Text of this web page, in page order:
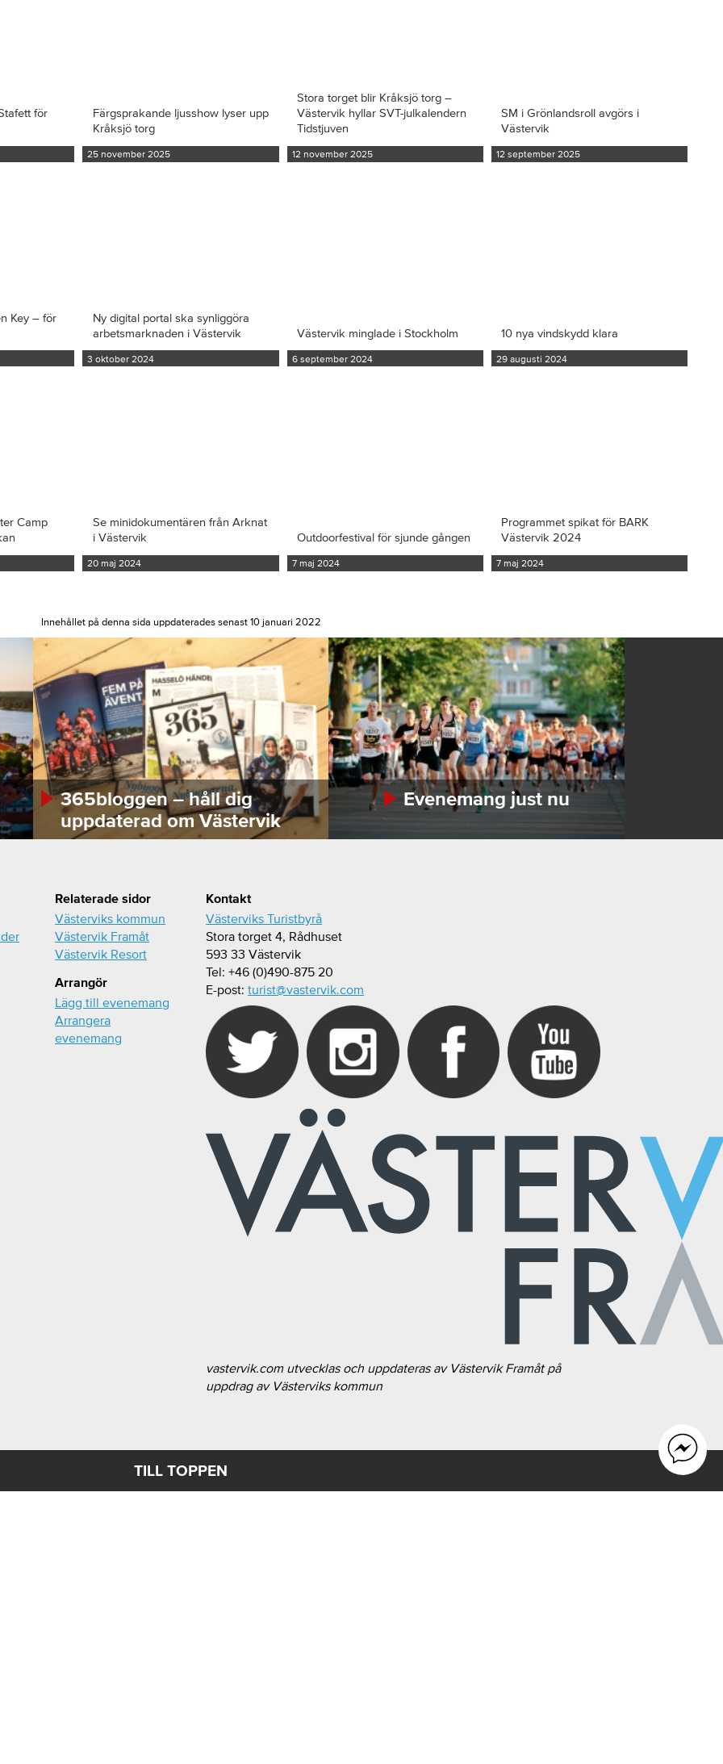
för
Färgsprakande ljusshow lyser upp
Kråksjö torg
25 november 2025
Stora torget blir Kråksjö torg –
Västervik hyllar SVT-julkalendern
Tidstjuven
12 november 2025
SM i Grönlandsroll avgörs i
Västervik
12 september 2025
Key – för
Ny digital portal ska synliggöra
arbetsmarknaden i Västervik
3 oktober 2024
Västervik minglade i Stockholm
6 september 2024
10 nya vindskydd klara
29 augusti 2024
Camp
Se minidokumentären från Arknat
i Västervik
20 maj 2024
Outdoorfestival för sjunde gången
7 maj 2024
Programmet spikat för BARK
Västervik 2024
7 maj 2024
Innehållet på denna sida uppdaterades senast 10 januari 2022
365bloggen – håll dig
uppdaterad om Västervik
Evenemang just nu
Relaterade sidor
Västerviks kommun
Västervik Framåt
Västervik Resort
Arrangör
Lägg till evenemang
Arrangera
evenemang
Kontakt
Västerviks Turistbyrå
Stora torget 4, Rådhuset
593 33 Västervik
Tel: +46 (0)490-875 20
E-post: turist@vastervik.com
vastervik.com utvecklas och uppdateras av Västervik Framåt på
uppdrag av Västerviks kommun
TILL TOPPEN